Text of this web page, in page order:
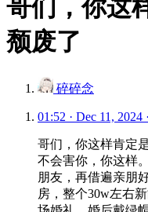
哥们，你这
颓废了
碎碎念
01:52 · Dec 11, 2024
哥们，你这样肯定
不会害你，你这样
朋友，再借遍亲朋
房，整个30w左右